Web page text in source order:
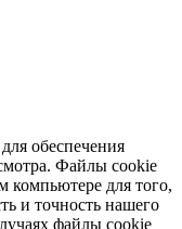
обеспечения